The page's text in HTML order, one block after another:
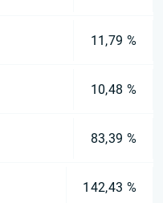
11,79 %
10,48 %
83,39 %
142,43 %